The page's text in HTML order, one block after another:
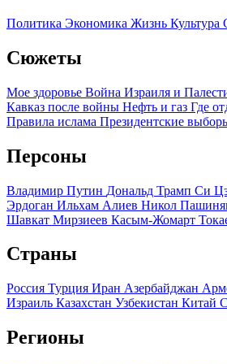
Политика Экономика Жизнь Культура
Сюжеты
Мое здоровье Война Израиля и
Кавказ после войны Нефть и газ Где
Правила ислама Президентские
Персоны
Владимир Путин Дональд Трамп Си
Эрдоган Ильхам Алиев Никол
Шавкат Мирзиеев Касым-Жомарт
Страны
Россия Турция Иран Азербайджан
Израиль Казахстан Узбекистан Китай
Регионы